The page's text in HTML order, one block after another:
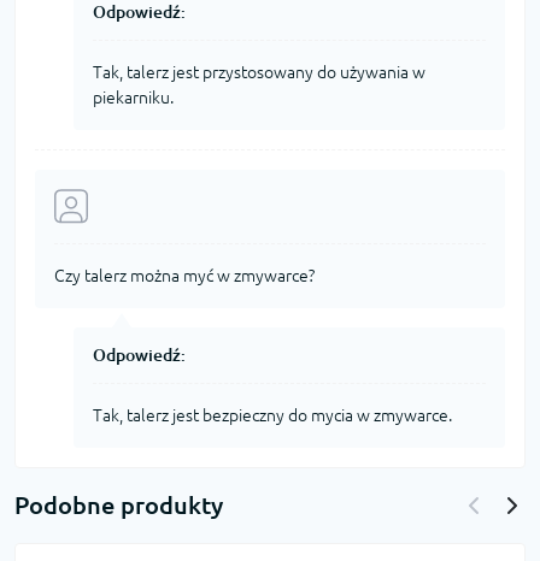
Odpowiedź:
Tak, talerz jest przystosowany do używania w
piekarniku.
Czy talerz można myć w zmywarce?
Odpowiedź:
Tak, talerz jest bezpieczny do mycia w zmywarce.
Podobne produkty